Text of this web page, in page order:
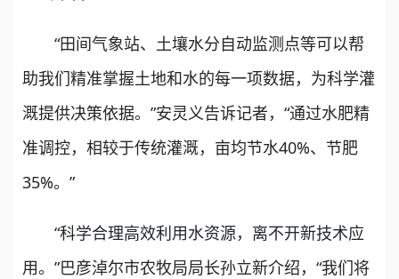
“田间气象站、土壤水分自动监测点等可以帮
助我们精准掌握土地和水的每一项数据，为科学灌
溉提供决策依据。”安灵义告诉记者，“通过水肥精
准调控，相较于传统灌溉，亩均节水40%、节肥
35%。”
“科学合理高效利用水资源，离不开新技术应
用。”巴彦淖尔市农牧局局长孙立新介绍，“我们将